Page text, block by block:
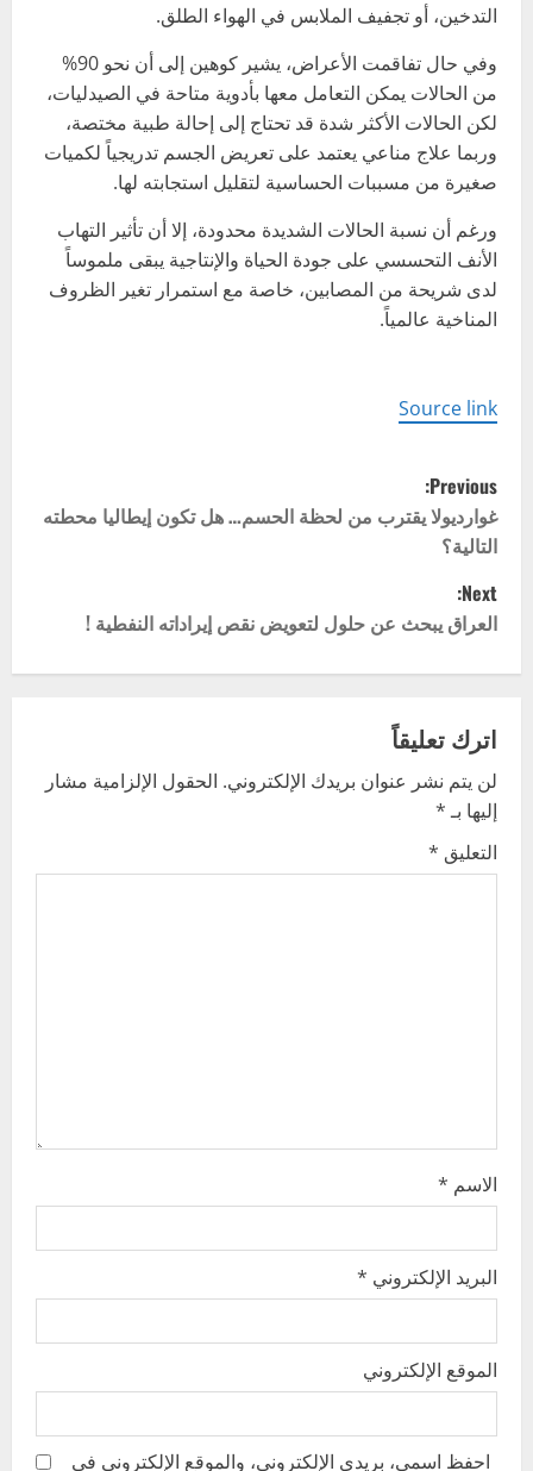
التدخين، أو تجفيف الملابس في الهواء الطلق.
وفي حال تفاقمت الأعراض، يشير كوهين إلى أن نحو 90%
من الحالات يمكن التعامل معها بأدوية متاحة في الصيدليات،
لكن الحالات الأكثر شدة قد تحتاج إلى إحالة طبية مختصة،
وربما علاج مناعي يعتمد على تعريض الجسم تدريجياً لكميات
صغيرة من مسببات الحساسية لتقليل استجابته لها.
ورغم أن نسبة الحالات الشديدة محدودة، إلا أن تأثير التهاب
الأنف التحسسي على جودة الحياة والإنتاجية يبقى ملموساً
لدى شريحة من المصابين، خاصة مع استمرار تغير الظروف
المناخية عالمياً.
Source link
P
o
s
t
n
a
v
i
g
Previous:
غوارديولا يقترب من لحظة الحسم… هل تكون إيطاليا محطته
التالية؟
Next:
العراق يبحث عن حلول لتعويض نقص إيراداته النفطية !
اترك تعليقاً
لن يتم نشر عنوان بريدك الإلكتروني. الحقول الإلزامية مشار
إليها بـ*
التعليق *
الاسم *
البريد الإلكتروني *
الموقع الإلكتروني
احفظ اسمي، بريدي الإلكتروني، والموقع الإلكتروني في